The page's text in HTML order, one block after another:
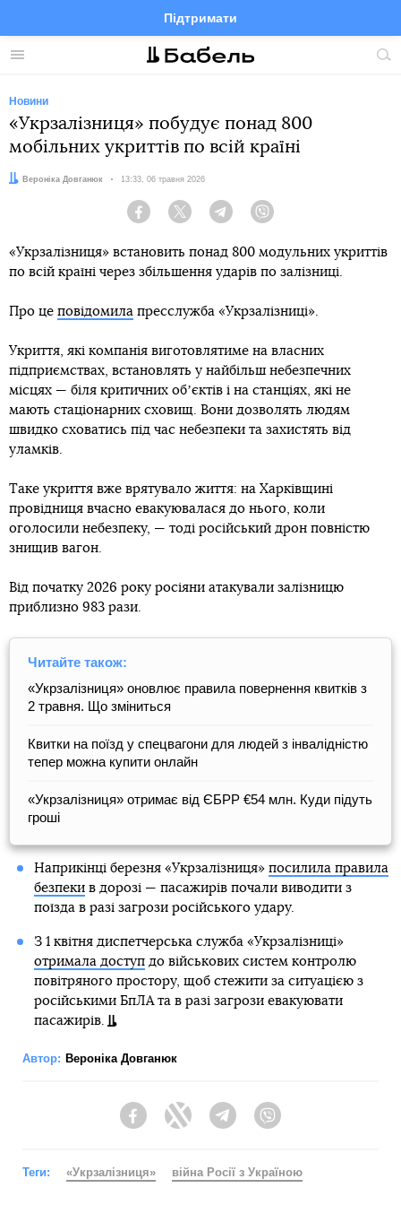
Меню
Підтримати
FacebookTelegramTwitter
Новини
«Укрзалізниця» побудує понад 800
мобільних укриттів по всій країні
Автор:Вероніка Довганюк Дата:
13:33, 06 травня 2026
Facebook Twitter Telegram
«Укрзалізниця» встановить понад 800 модульних укриттів
по всій країні через збільшення ударів по залізниці.
Про це повідомила пресслужба «Укрзалізниці».
Укриття, які компанія виготовлятиме на власних
підприємствах, встановлять у найбільш небезпечних
місцях — біля критичних обʼєктів і на станціях, які не
мають стаціонарних сховищ. Вони дозволять людям
швидко сховатись під час небезпеки та захистять від
уламків.
Таке укриття вже врятувало життя: на Харківщині
провідниця вчасно евакуювалася до нього, коли
оголосили небезпеку, — тоді російський дрон повністю
знищив вагон.
Від початку 2026 року росіяни атакували залізницю
приблизно 983 рази.
Читайте також:
«Укрзалізниця» оновлює правила повернення квитків з
2 травня. Що зміниться
Квитки на поїзд у спецвагони для людей з інвалідністю
тепер можна купити онлайн
«Укрзалізниця» отримає від ЄБРР €54 млн. Куди підуть
гроші
Наприкінці березня «Укрзалізниця» посилила правила
безпекив дорозі — пасажирів почали виводити з
поїзда в разі загрози російського удару.
З 1 квітня диспетчерська служба «Укрзалiзниці»
отримала доступдо військових систем контролю
повітряного простору, щоб стежити за ситуацією з
російськими БпЛА та в разі загрози евакуювати
пасажирів.
Автор: Вероніка Довганюк
FacebookTwitter Telegram
Теги: «Укрзалізниця» війна Росії з Україною